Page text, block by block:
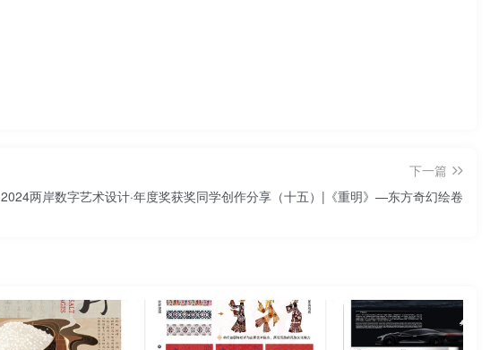
下一篇
2024两岸数字艺术设计·年度奖获奖同学创作分享（十五）|《重明》—东方奇幻绘卷